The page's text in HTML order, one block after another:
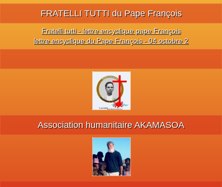
FRATELLI TUTTI du Pape François
Fratelli tutti - lettre encyclique pape François
lettre encyclique du Pape François - 04 octobre 2
Association humanitaire AKAMASOA